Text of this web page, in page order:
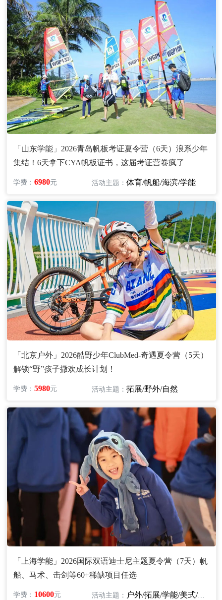
「山东学能」2026青岛帆板考证夏令营（6天）浪系少年
集结！6天拿下CYA帆板证书，这届考证营卷疯了
学费：6980元 活动主题：体育/帆船/海滨/学能
「北京户外」2026酷野少年ClubMed-奇遇夏令营（5天）
解锁“野”孩子撒欢成长计划！
学费：5980元 活动主题：拓展/野外/自然
「上海学能」2026国际双语迪士尼主题夏令营（7天）帆
船、马术、击剑等60+稀缺项目任选
学费： 10600元 活动主题： 户外/拓展/学能/美式/英语